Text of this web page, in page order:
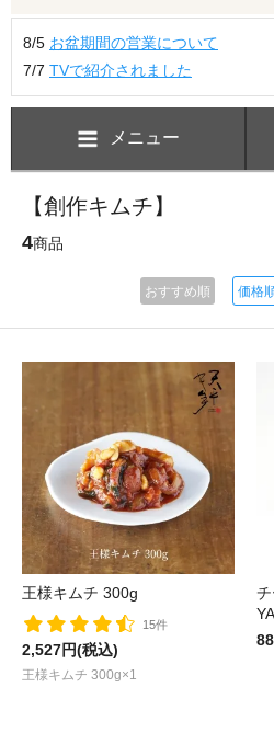
8/5 お盆期間の営業について
7/7 TVで紹介されました
メニュー
【創作キムチ】
4商品
おすすめ順 価格
王様キムチ 300g
15件
2,527円(税込)
王様キムチ 300g×1